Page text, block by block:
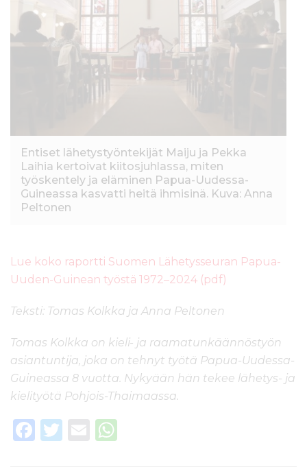
Entiset lähetystyöntekijät Maiju ja Pekka
Laihia kertoivat kiitosjuhlassa, miten
työskentely ja eläminen Papua-Uudessa-
Guineassa kasvatti heitä ihmisinä. Kuva: Anna
Peltonen
Lue koko raportti Suomen Lähetysseuran Papua-
Uuden-Guinean työstä 1972–2024 (pdf)
Teksti: Tomas Kolkka ja Anna Peltonen
Tomas Kolkka on kieli- ja raamatunkäännöstyön
asiantuntija, joka on tehnyt työtä Papua-Uudessa-
Guineassa 8 vuotta. Nykyään hän tekee lähetys- ja
kielityötä Pohjois-Thaimaassa.
F
T
E